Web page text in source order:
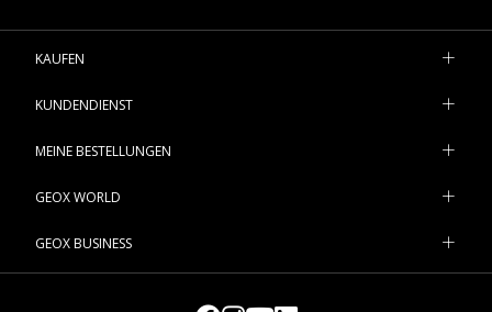
KAUFEN
KUNDENDIENST
MEINE BESTELLUNGEN
GEOX WORLD
GEOX BUSINESS